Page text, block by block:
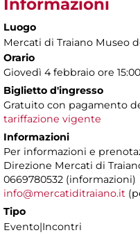
Informazioni
Luogo
Mercati di Traiano Museo
Orario
Giovedì 4 febbraio ore 15:00
Biglietto d'ingresso
Gratuito con pagamento
tariffazione vigente
Informazioni
Per informazioni e
Direzione Mercati di
0669780532 (informazioni)
info@mercatiditraiano.it
Tipo
Evento|Incontri